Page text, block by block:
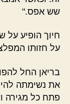
שש אפס."
חיוך הופיע על
על חזותו
בריאן החל
את נשימתה
פתח כל מגירה